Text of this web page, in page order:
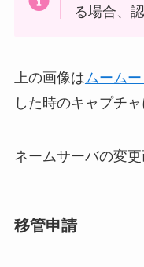
る場合、
上の画像は ムーム
した時のキャプチャ
ネームサーバの変更
移管申請